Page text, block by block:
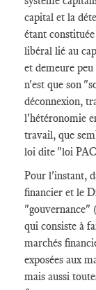
capital et la
étant
libéral lié au
et demeure
n'est que son
déconnexion,
l'hétéronomie
travail, que
loi dite "loi
Pour l'instant,
financier et le
"gouvernance"
qui consiste à
marchés
exposées aux
mais aussi